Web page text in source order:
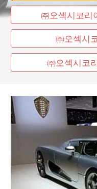
㈜오섹시코리
㈜오섹시
㈜오섹시코